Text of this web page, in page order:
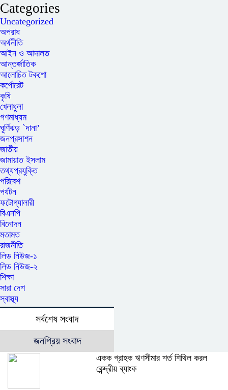
Categories
Uncategorized
অপরাধ
অর্থনীতি
আইন ও আদালত
আন্তর্জাতিক
আলোচিত টকশো
কর্পোরেট
কৃষি
খেলাধুলা
গণমাধ্যম
ঘূর্ণিঝড় `দানা’
জনপ্রসাশন
জাতীয়
জামায়াত ইসলাম
তথ্যপ্রযুক্তি
পরিবেশ
পর্যটন
ফটোগ্যালারী
বিএনপি
বিনোদন
মতামত
রাজনীতি
লিড নিউজ-১
লিড নিউজ-২
শিক্ষা
সারা দেশ
স্বাস্থ্য
সর্বশেষ সংবাদ
জনপ্রিয় সংবাদ
একক গ্রাহক ঋণসীমার শর্ত শিথিল করল
কেন্দ্রীয় ব্যাংক